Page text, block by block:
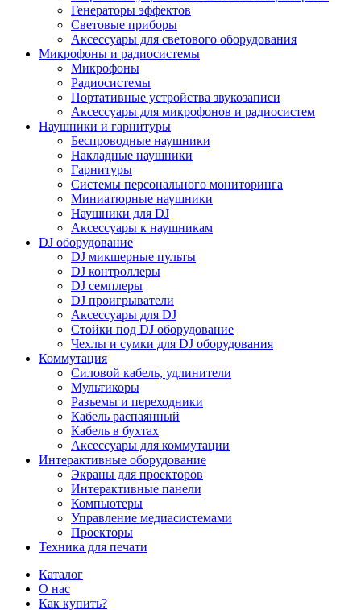
Генераторы эффектов
Световые приборы
Аксессуары для светового оборудования
Микрофоны и радиосистемы
Микрофоны
Радиосистемы
Портативные устройства звукозаписи
Аксессуары для микрофонов и радиосистем
Наушники и гарнитуры
Беспроводные наушники
Накладные наушники
Гарнитуры
Системы персонального мониторинга
Миниатюрные наушники
Наушники для DJ
Аксессуары к наушникам
DJ оборудование
DJ микшерные пульты
DJ контроллеры
DJ семплеры
DJ проигрыватели
Аксессуары для DJ
Стойки под DJ оборудование
Чехлы и сумки для DJ оборудования
Коммутация
Силовой кабель, удлинители
Мультикоры
Разъемы и переходники
Кабель распаянный
Кабель в бухтах
Аксессуары для коммутации
Интерактивные оборудование
Экраны для проекторов
Интерактивные панели
Компьютеры
Управление медиасистемами
Проекторы
Техника для печати
Каталог
О нас
Как купить?